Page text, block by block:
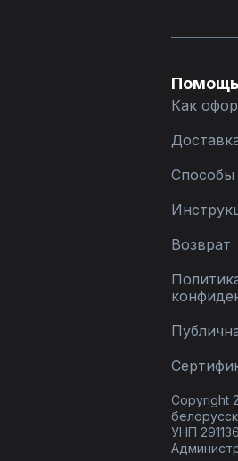
Помощь
Как
Способы
Возврат
Copyright
УНП